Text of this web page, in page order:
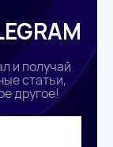
и получай
статьи,
другое!